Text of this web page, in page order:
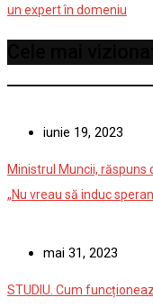
un expert în domeniu
iunie 19, 2023
Ministrul Muncii,
„Nu vreau să induc
mai 31, 2023
STUDIU. Cum